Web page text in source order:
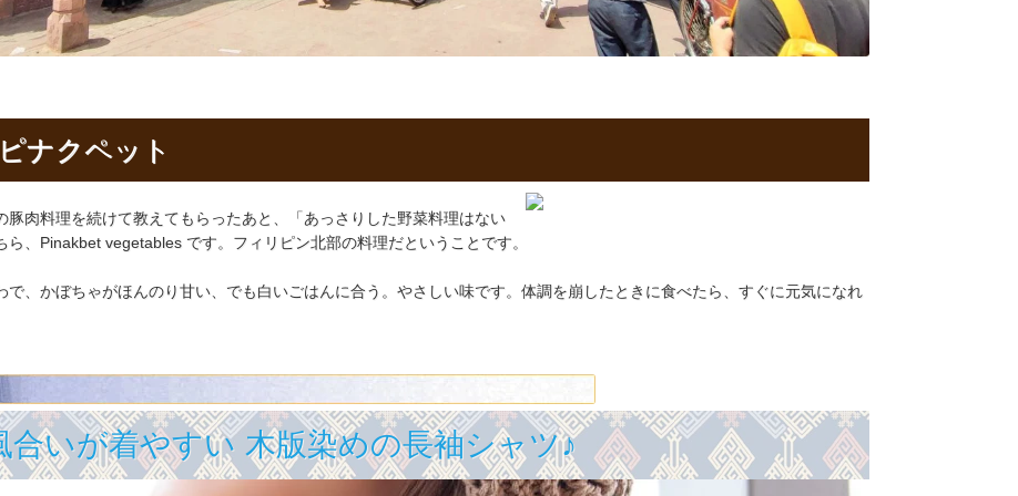
ナクペット
豚肉料理を続けて教えてもらったあと、「あっさりした野菜料理はない
、Pinakbet vegetables です。フィリピン北部の料理だということです。
で、かぼちゃがほんのり甘い、でも白いごはんに合う。やさしい味です。体調を崩したときに食べたら、すぐに元気になれ
いが着やすい 木版染めの長袖シャツ♪